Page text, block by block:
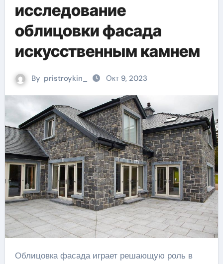
исследование
облицовки фасада
искусственным камнем
By pristroykin_ Окт 9, 2023
Облицовка фасада играет решающую роль в